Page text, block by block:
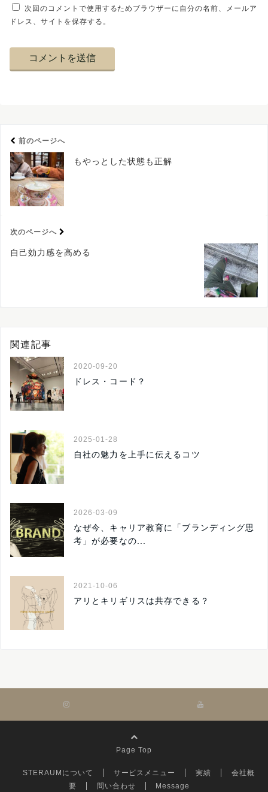
次回のコメントで使用するためブラウザーに自分の名前、メールア
ドレス、サイトを保存する。
前のページへ
もやっとした状態も正解
次のページへ
自己効力感を高める
関連記事
2020-09-20
ドレス・コード？
2025-01-28
自社の魅力を上手に伝えるコツ
2026-03-09
なぜ今、キャリア教育に「ブランディング思
考」が必要なの...
2021-10-06
アリとキリギリスは共存できる？
Page Top
STERAUMについて サービスメニュー 実績
会社概
要
問い合わせ Message